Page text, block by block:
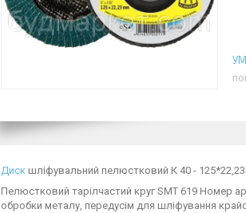
Диск шліфувальний пелюстковий К 40 -
Пелюстковий тарілчастий круг SMT 619 Номер
обробки металу, передусім для шліфування